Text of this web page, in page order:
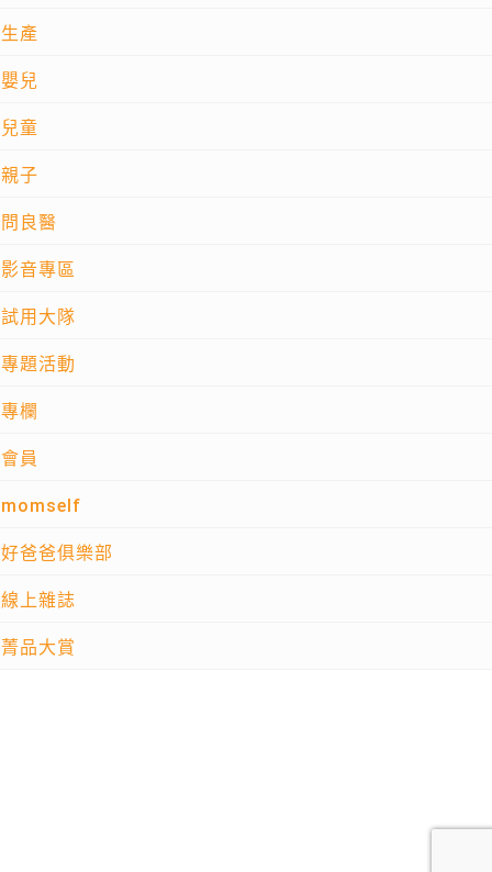
生產
嬰兒
兒童
親子
問良醫
影音專區
試用大隊
專題活動
專欄
會員
momself
好爸爸俱樂部
線上雜誌
菁品大賞